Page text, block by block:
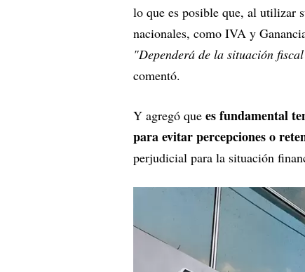
lo que es posible que, al utilizar
nacionales, como IVA y
"Dependerá de la situación
comentó.
Y agregó que es fundamental
para evitar percepciones o
perjudicial para la situación